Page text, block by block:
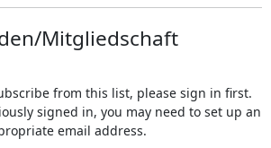
Mitgliedschaft
from this list, please sign in first.
signed in, you may need to set up an
email address.